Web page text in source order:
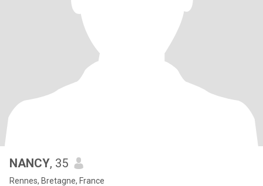
NANCY, 35
Rennes, Bretagne, France